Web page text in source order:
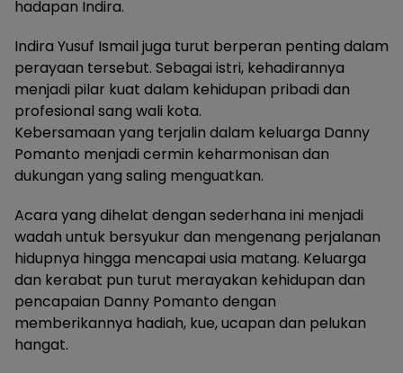
hadapan Indira.
Indira Yusuf Ismail juga turut berperan penting dalam
perayaan tersebut. Sebagai istri, kehadirannya
menjadi pilar kuat dalam kehidupan pribadi dan
profesional sang wali kota.
Kebersamaan yang terjalin dalam keluarga Danny
Pomanto menjadi cermin keharmonisan dan
dukungan yang saling menguatkan.
Acara yang dihelat dengan sederhana ini menjadi
wadah untuk bersyukur dan mengenang perjalanan
hidupnya hingga mencapai usia matang. Keluarga
dan kerabat pun turut merayakan kehidupan dan
pencapaian Danny Pomanto dengan
memberikannya hadiah, kue, ucapan dan pelukan
hangat.